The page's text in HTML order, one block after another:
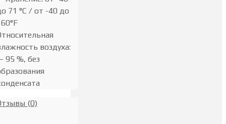
71 °C / от -40 до
воздуха:
95 %, без
(0)